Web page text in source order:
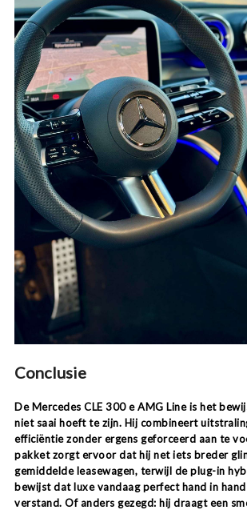
Conclusie
De Mercedes CLE 300 e AMG Line is het
niet saai hoeft te zijn. Hij combineert
efficiëntie zonder ergens geforceerd aan te
pakket zorgt ervoor dat hij net iets breder
gemiddelde leasewagen, terwijl de plug-in
bewijst dat luxe vandaag perfect hand in
verstand. Of anders gezegd: hij draagt een